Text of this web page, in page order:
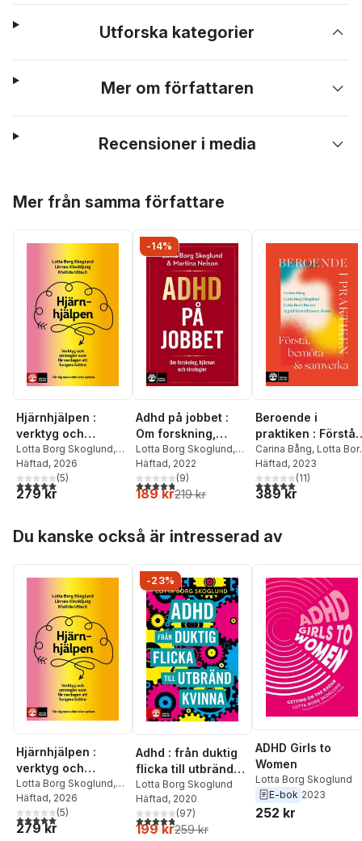
Utforska kategorier
Mer om författaren
Recensioner i media
Mer från samma författare
Hjärnhjälpen :
verktyg och
strategier som får
vardagen att
fungera bättre - för
dig med adhd och
Lotta Borg Skoglund,
Linnea Klockljung
Matilda Utbult
Häftad, 2026
5,0utav 5 stjärnor. Totalt antal röster:
(5)
279 kr
-14%
Adhd på jobbet :
Om forskning,
hjärnan och
strategier
Lotta Borg Skoglund,
Martina Nelson
Häftad, 2022
4,8utav 5 stjärnor. Totalt antal röster:
(9)
189 kr219 kr
Beroende i
praktiken : Förstå,
bemöta och
samverka
Carina Bång, Lotta
Skoglund,Lotta Bratt
Becker,Ingrid
Kristoffersson-Rosin
Häftad, 2023
5,0utav 5 stjärnor.
(11)
389 kr
Du kanske också är intresserad av
Hjärnhjälpen :
verktyg och
strategier som får
vardagen att
fungera bättre - för
dig med adhd och
Lotta Borg Skoglund,
Linnea Klockljung
Matilda Utbult
Häftad, 2026
5,0utav 5 stjärnor. Totalt antal röster:
(5)
279 kr
-23%
Adhd : från duktig
flicka till utbränd
kvinna
Lotta Borg Skoglund
Häftad, 2020
4,8utav 5 stjärnor. Totalt antal röster:
(97)
199 kr259 kr
ADHD Girls to
Women
Lotta Borg Skoglund
E-bok 2023
252 kr